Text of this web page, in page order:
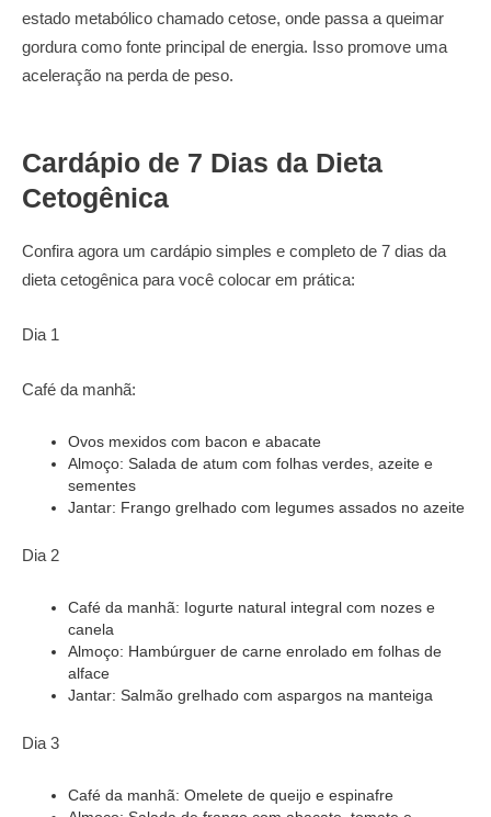
estado metabólico chamado cetose, onde passa a queimar
gordura como fonte principal de energia. Isso promove uma
aceleração na perda de peso.
Cardápio de 7 Dias da Dieta
Cetogênica
Confira agora um cardápio simples e completo de 7 dias da
dieta cetogênica para você colocar em prática:
Dia 1
Café da manhã:
Ovos mexidos com bacon e abacate
Almoço: Salada de atum com folhas verdes, azeite e
sementes
Jantar: Frango grelhado com legumes assados no azeite
Dia 2
Café da manhã: Iogurte natural integral com nozes e
canela
Almoço: Hambúrguer de carne enrolado em folhas de
alface
Jantar: Salmão grelhado com aspargos na manteiga
Dia 3
Café da manhã: Omelete de queijo e espinafre